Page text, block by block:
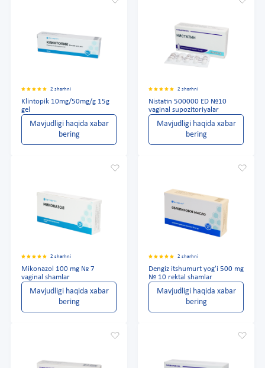
2 sharhni
Klintopik 10mg/50mg/g 15g
gel
Mavjudligi haqida xabar
bering
2 sharhni
Nistatin 500000 ED №10
vaginal supozitoriyalar
Mavjudligi haqida xabar
bering
2 sharhni
Mikonazol 100 mg № 7
vaginal shamlar
Mavjudligi haqida xabar
bering
2 sharhni
Dengiz itshumurt yog'i 500 mg
№ 10 rektal shamlar
Mavjudligi haqida xabar
bering